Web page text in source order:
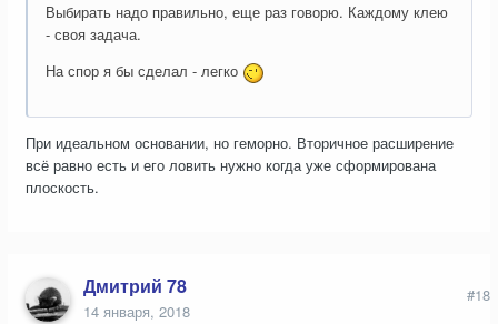
Выбирать надо правильно, еще раз говорю. Каждому клею
- своя задача.
На спор я бы сделал - легко
При идеальном основании, но геморно. Вторичное расширение
всё равно есть и его ловить нужно когда уже сформирована
плоскость.
Дмитрий 78
14 января, 2018
#18